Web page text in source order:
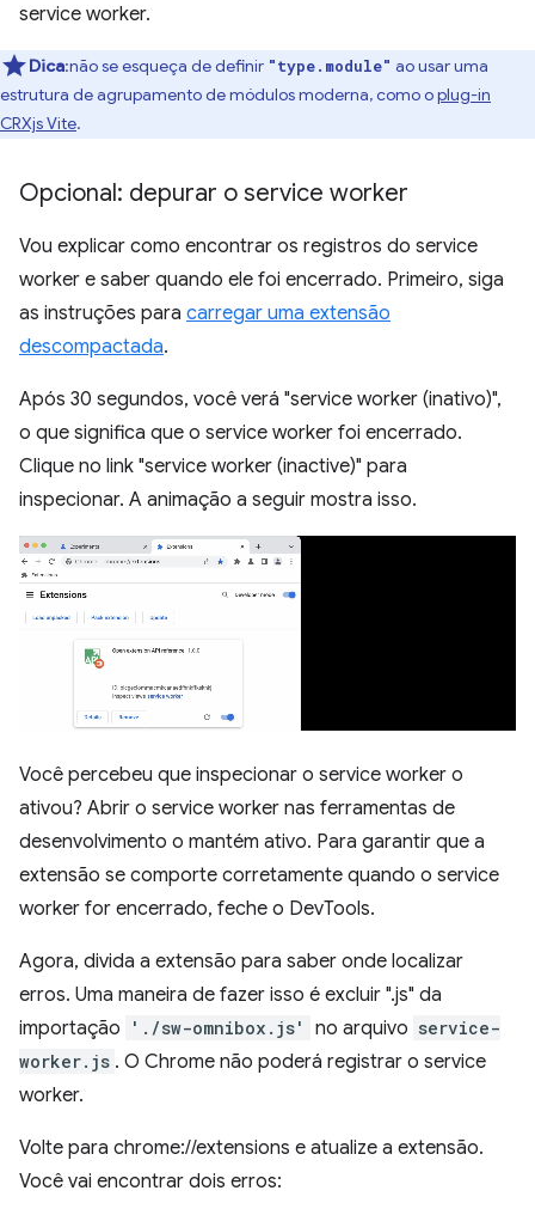
service worker.
Dica:não se esqueça de definir "type.module" ao usar uma
estrutura de agrupamento de módulos moderna, como oplug-in
CRXjs Vite.
Opcional: depurar o service worker
Vou explicar como encontrar os registros do service
worker e saber quando ele foi encerrado. Primeiro, siga
as instruções para carregar uma extensão
descompactada.
Após 30 segundos, você verá "service worker (inativo)",
o que significa que o service worker foi encerrado.
Clique no link "service worker (inactive)" para
inspecionar. A animação a seguir mostra isso.
Você percebeu que inspecionar o service worker o
ativou? Abrir o service worker nas ferramentas de
desenvolvimento o mantém ativo. Para garantir que a
extensão se comporte corretamente quando o service
worker for encerrado, feche o DevTools.
Agora, divida a extensão para saber onde localizar
erros. Uma maneira de fazer isso é excluir ".js" da
importação
'./sw-omnibox.js' no arquivo service-
worker.js . O Chrome não poderá registrar o service
worker.
Volte para chrome://extensions e atualize a extensão.
Você vai encontrar dois erros: